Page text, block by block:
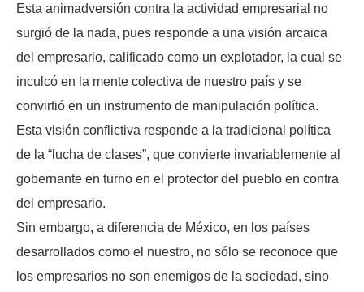
Esta animadversión contra la actividad empresarial no
surgió de la nada, pues responde a una visión arcaica
del empresario, calificado como un explotador, la cual se
inculcó en la mente colectiva de nuestro país y se
convirtió en un instrumento de manipulación política.
Esta visión conflictiva responde a la tradicional política
de la “lucha de clases”, que convierte invariablemente al
gobernante en turno en el protector del pueblo en contra
del empresario.
Sin embargo, a diferencia de México, en los países
desarrollados como el nuestro, no sólo se reconoce que
los empresarios no son enemigos de la sociedad, sino